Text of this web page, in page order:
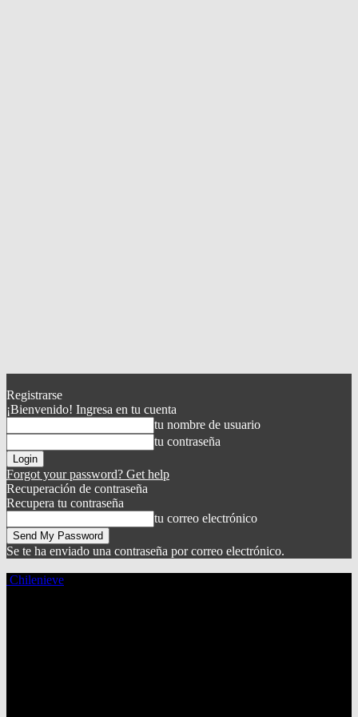
Registrarse
¡Bienvenido! Ingresa en tu cuenta
tu nombre de usuario
tu contraseña
Forgot your password? Get help
Recuperación de contraseña
Recupera tu contraseña
tu correo electrónico
Se te ha enviado una contraseña por correo electrónico.
Chilenieve